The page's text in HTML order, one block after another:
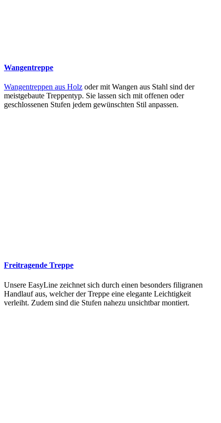
Wangentreppe
Wangentreppen aus Holz oder mit Wangen aus Stahl sind der
meistgebaute Treppentyp. Sie lassen sich mit offenen oder
geschlossenen Stufen jedem gewünschten Stil anpassen.
Freitragende Treppe
Unsere EasyLine zeichnet sich durch einen besonders filigranen
Handlauf aus, welcher der Treppe eine elegante Leichtigkeit
verleiht. Zudem sind die Stufen nahezu unsichtbar montiert.